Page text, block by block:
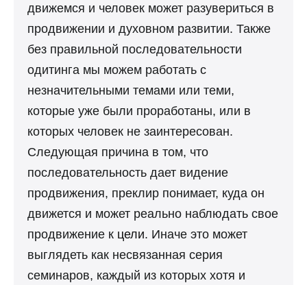
движемся и человек может разувериться в
продвижении и духовном развитии. Также
без правильной последовательности
одитинга мы можем работать с
незначительными темами или теми,
которые уже были проработаны, или в
которых человек не заинтересован.
Следующая причина в том, что
последовательность дает видение
продвижения, преклир понимает, куда он
движется и может реально наблюдать свое
продвижение к цели. Иначе это может
выглядеть как несвязанная серия
семинаров, каждый из которых хотя и